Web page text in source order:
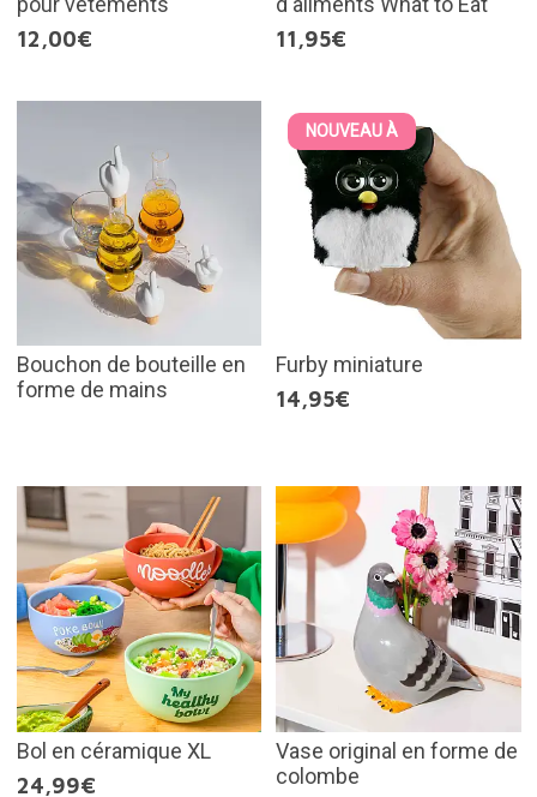
12,00€
11,95€
Bouchon de bouteille en
forme de mains
NOUVEAU À
Furby miniature
14,95€
Bol en céramique XL
24,99€
Vase original en forme de
colombe